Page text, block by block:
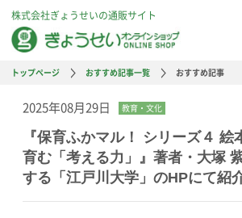
株式会社ぎょうせいの通販サイト
トップページ おすすめ記事一覧 おすすめ記事
2025年08月29日 教育・文化
『保育ふかマル！ シリーズ４ 絵
育む「考える力」』著者・大塚
する「江戸川大学」のHPにて紹